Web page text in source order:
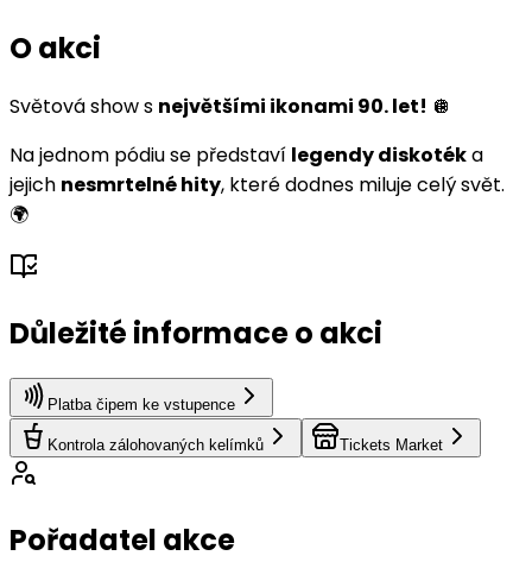
O akci
Světová show s největšími ikonami 90. let! 🪩
Na jednom pódiu se představí legendy diskotéka
jejich nesmrtelné hity, které dodnes miluje celý svět.
🌍
Důležité informace o akci
Platba čipem ke vstupence
Kontrola zálohovaných kelímků Tickets Market
Pořadatel akce